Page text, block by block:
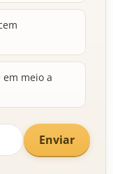
meio a
Enviar